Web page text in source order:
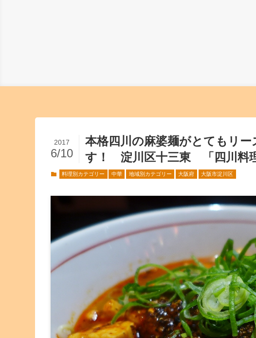
本格四川の麻婆麺がとてもリ
す！ 淀川区十三東 「四川料
2017
6/10
料理別カテゴリー 中華 地域別カテゴリー 大阪府 大阪市淀川区